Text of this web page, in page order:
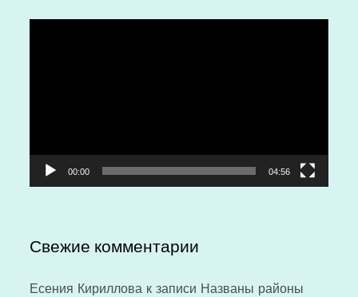
00:00 04:56
Свежие комментарии
Есения Кириллова к записи Названы районы